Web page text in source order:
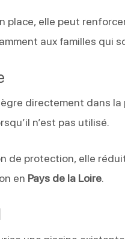
place, elle peut
aux familles qui
directement dans la
n’est pas utilisé.
de protection, elle
en Pays de la Loire.